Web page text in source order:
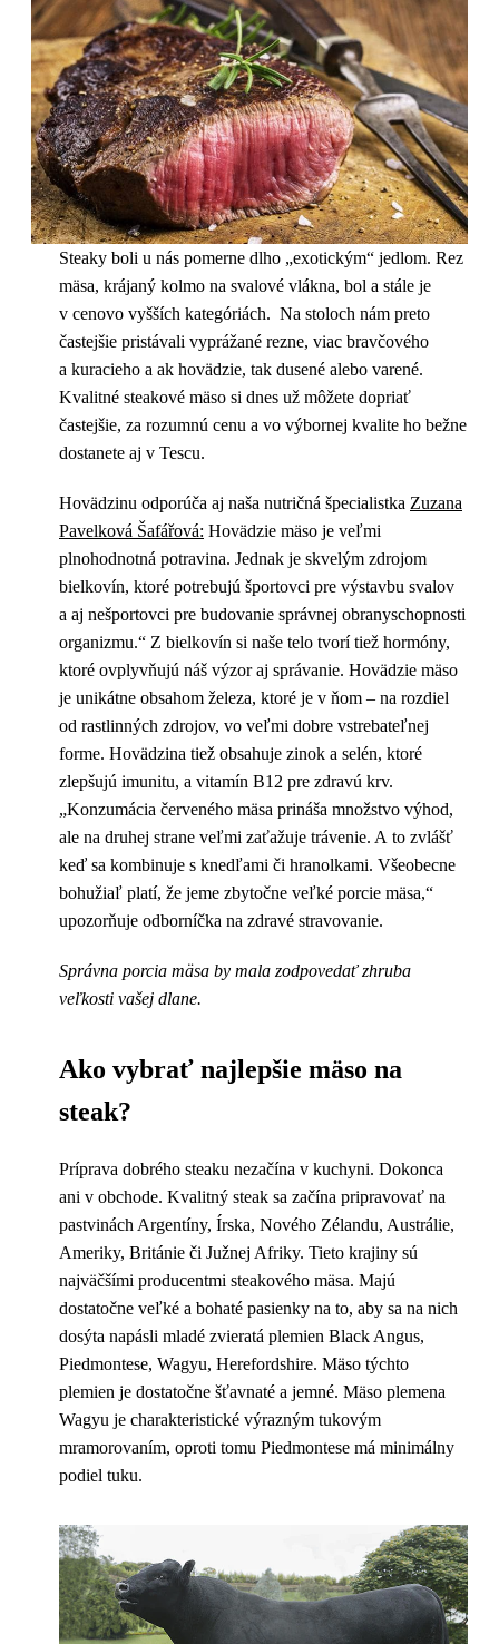
Steaky boli u nás pomerne dlho „exotickým“ jedlom. Rez
mäsa, krájaný kolmo na svalové vlákna, bol a stále je
v cenovo vyšších kategóriách. Na stoloch nám preto
častejšie pristávali vyprážané rezne, viac bravčového
a kuracieho a ak hovädzie, tak dusené alebo varené.
Kvalitné steakové mäso si dnes už môžete dopriať
častejšie, za rozumnú cenu a vo výbornej kvalite ho bežne
dostanete aj v Tescu.
Hovädzinu odporúča aj naša nutričná špecialistka Zuzana
Pavelková Šafářová: Hovädzie mäso je veľmi
plnohodnotná potravina. Jednak je skvelým zdrojom
bielkovín, ktoré potrebujú športovci pre výstavbu svalov
a aj nešportovci pre budovanie správnej obranyschopnosti
organizmu.“ Z bielkovín si naše telo tvorí tiež hormóny,
ktoré ovplyvňujú náš výzor aj správanie. Hovädzie mäso
je unikátne obsahom železa, ktoré je v ňom – na rozdiel
od rastlinných zdrojov, vo veľmi dobre vstrebateľnej
forme. Hovädzina tiež obsahuje zinok a selén, ktoré
zlepšujú imunitu, a vitamín B12 pre zdravú krv.
„Konzumácia červeného mäsa prináša množstvo výhod,
ale na druhej strane veľmi zaťažuje trávenie. A to zvlášť
keď sa kombinuje s knedľami či hranolkami. Všeobecne
bohužiaľ platí, že jeme zbytočne veľké porcie mäsa,“
upozorňuje odborníčka na zdravé stravovanie.
Správna porcia mäsa by mala zodpovedať zhruba
veľkosti vašej dlane.
Ako vybrať najlepšie mäso na
steak?
Príprava dobrého steaku nezačína v kuchyni. Dokonca
ani v obchode. Kvalitný steak sa začína pripravovať na
pastvinách Argentíny, Írska, Nového Zélandu, Austrálie,
Ameriky, Británie či Južnej Afriky. Tieto krajiny sú
najväčšími producentmi steakového mäsa. Majú
dostatočne veľké a bohaté pasienky na to, aby sa na nich
dosýta napásli mladé zvieratá plemien Black Angus,
Piedmontese, Wagyu, Herefordshire. Mäso týchto
plemien je dostatočne šťavnaté a jemné. Mäso plemena
Wagyu je charakteristické výrazným tukovým
mramorovaním, oproti tomu Piedmontese má minimálny
podiel tuku.